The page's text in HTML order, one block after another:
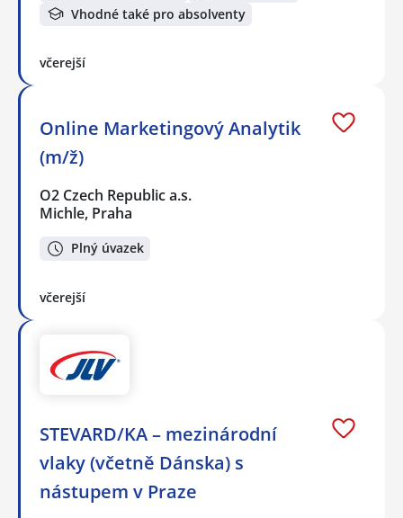
Vhodné také pro absolventy
včerejší
Online Marketingový Analytik
(m/ž)
O2 Czech Republic a.s.
Michle, Praha
Plný úvazek
včerejší
STEVARD/KA – mezinárodní
vlaky (včetně Dánska) s
nástupem v Praze